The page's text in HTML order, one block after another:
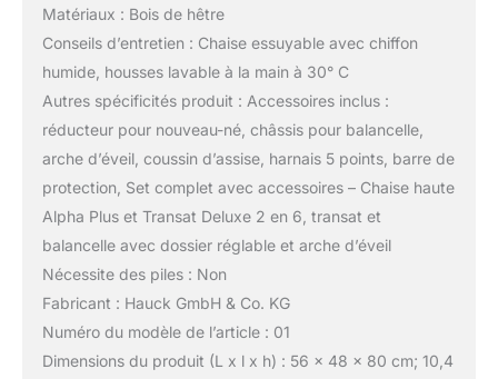
Matériaux : Bois de hêtre
Conseils d’entretien : Chaise essuyable avec chiffon
humide, housses lavable à la main à 30° C
Autres spécificités produit : Accessoires inclus :
réducteur pour nouveau-né, châssis pour balancelle,
arche d’éveil, coussin d’assise, harnais 5 points, barre de
protection, Set complet avec accessoires – Chaise haute
Alpha Plus et Transat Deluxe 2 en 6, transat et
balancelle avec dossier réglable et arche d’éveil
Nécessite des piles : Non
Fabricant : Hauck GmbH & Co. KG
Numéro du modèle de l’article : 01
Dimensions du produit (L x l x h) : 56 x 48 x 80 cm; 10,4